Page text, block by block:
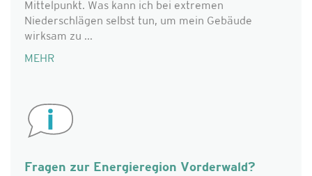
Mittelpunkt. Was kann ich bei extremen
Niederschlägen selbst tun, um mein Gebäude
wirksam zu ...
MEHR
Fragen zur Energieregion Vorderwald?